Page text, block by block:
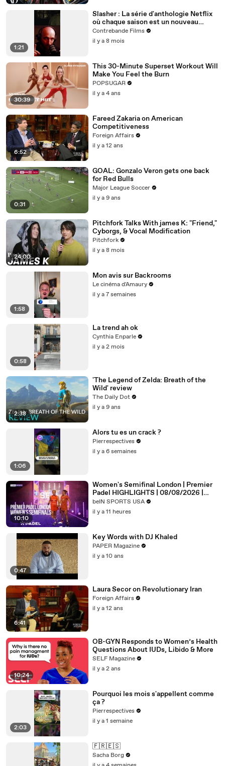
1:21
Slasher : La série d'anthologie Netflix
où chaque saison est un nouveau
massacre intelligent et jouissif
Contrebande Films
il y a 8 mois
30:39
This 30-Minute Superset Workout Will
Make You Feel the Burn
POPSUGAR
il y a 4 ans
6:52
Fareed Zakaria on American
Competitiveness
Foreign Affairs
il y a 12 ans
0:31
GOAL: Gonzalo Veron gets one back
for Red Bulls
Major League Soccer
il y a 9 ans
24:00
Pitchfork Talks With james K: "Friend,"
Cyborgs, & Vocal Modification
Pitchfork
il y a 8 mois
1:58
Mon avis sur Backrooms
Le cinéma d'Amaury
il y a 7 semaines
0:58
La trend ah ok
Cynthia Enparle
il y a 2 mois
2:38
'The Legend of Zelda: Breath of the
Wild' review
The Daily Dot
il y a 9 ans
1:06
Alors tu es un crack ?
Pierrespectives
il y a 6 semaines
10:10
Women's Semifinal London | Premier
Padel HIGHLIGHTS | 08/08/2026 |
beIN SPORTS USA
beIN SPORTS USA
il y a 11 heures
0:47
Key Words with DJ Khaled
PAPER Magazine
il y a 10 ans
6:41
Laura Secor on Revolutionary Iran
Foreign Affairs
il y a 12 ans
10:24
OB-GYN Responds to Women’s Health
Questions About IUDs, Libido & More
SELF Magazine
il y a 2 ans
2:03
Pourquoi les mois s'appellent comme
ça ?
Pierrespectives
il y a 1 semaine
🇫🇷🇪🇸
Sacha Borg